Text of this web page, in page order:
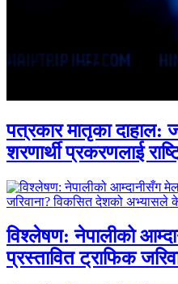
पत्रकार मातृका
शरणार्थी प्रकरणलाई
विश्लेषण: नेपालीको
प्रस्तावित ट्राफिक